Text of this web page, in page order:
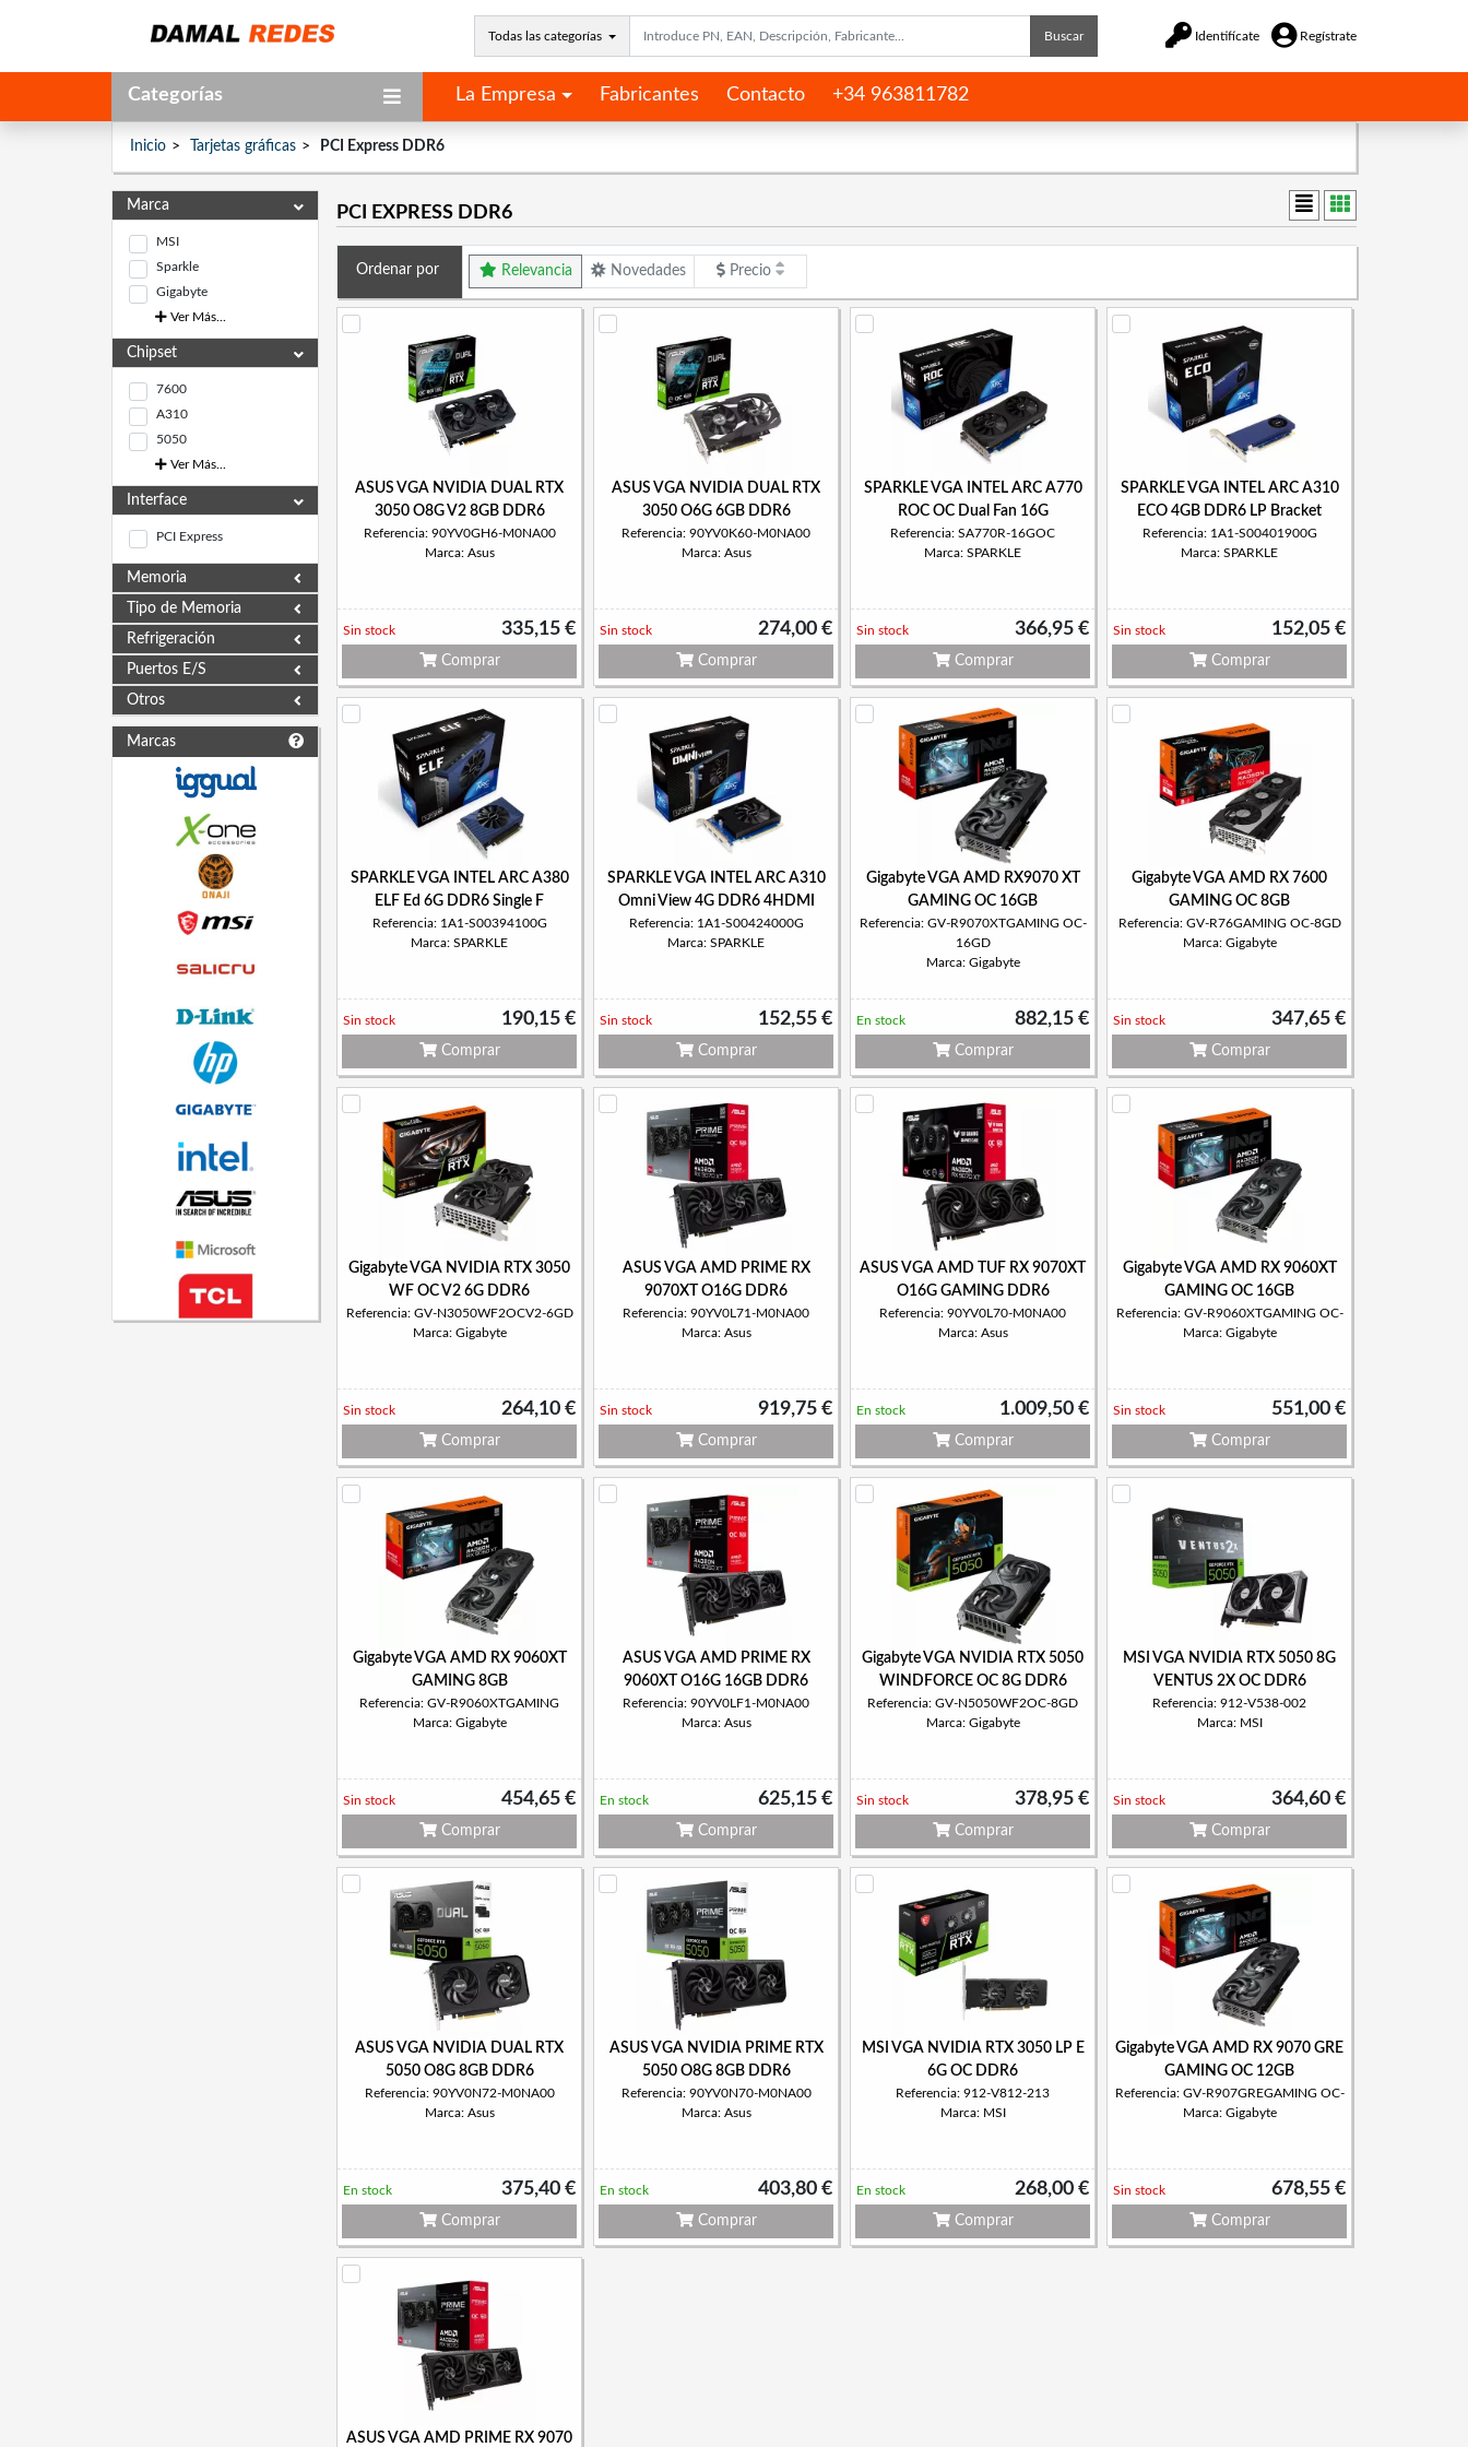
Todas las categorías Buscar Identifícate Regístrate
Categorías La Empresa Fabricantes Contacto +34 963811782
Inicio Tarjetas gráficas PCI Express DDR6
Marca
MSI
Sparkle
Gigabyte
Ver Más...
Chipset
7600
A310
5050
Ver Más...
Interface
PCI Express
Memoria
Tipo de Memoria
Refrigeración
Puertos E/S
Otros
Marcas
PCI EXPRESS DDR6
Ordenar por Relevancia Novedades Precio
ASUS VGA NVIDIA DUAL RTX
3050 O8G V2 8GB DDR6
Referencia: 90YV0GH6-M0NA00
Marca: Asus
335,15 €
Sin stock
Comprar
ASUS VGA NVIDIA DUAL RTX
3050 O6G 6GB DDR6
Referencia: 90YV0K60-M0NA00
Marca: Asus
274,00 €
Sin stock
Comprar
SPARKLE VGA INTEL ARC A770
ROC OC Dual Fan 16G
Referencia: SA770R-16GOC
Marca: SPARKLE
366,95 €
Sin stock
Comprar
SPARKLE VGA INTEL ARC A310
ECO 4GB DDR6 LP Bracket
Referencia: 1A1-S00401900G
Marca: SPARKLE
152,05 €
Sin stock
Comprar
SPARKLE VGA INTEL ARC A380
ELF Ed 6G DDR6 Single F
Referencia: 1A1-S00394100G
Marca: SPARKLE
190,15 €
Sin stock
Comprar
SPARKLE VGA INTEL ARC A310
Omni View 4G DDR6 4HDMI
Referencia: 1A1-S00424000G
Marca: SPARKLE
152,55 €
Sin stock
Comprar
Gigabyte VGA AMD RX9070 XT
GAMING OC 16GB
Referencia: GV-R9070XTGAMING OC-
16GD
Marca: Gigabyte
882,15 €
En stock
Comprar
Gigabyte VGA AMD RX 7600
GAMING OC 8GB
Referencia: GV-R76GAMING OC-8GD
Marca: Gigabyte
347,65 €
Sin stock
Comprar
Gigabyte VGA NVIDIA RTX 3050
WF OC V2 6G DDR6
Referencia: GV-N3050WF2OCV2-6GD
Marca: Gigabyte
264,10 €
Sin stock
Comprar
ASUS VGA AMD PRIME RX
9070XT O16G DDR6
Referencia: 90YV0L71-M0NA00
Marca: Asus
919,75 €
Sin stock
Comprar
ASUS VGA AMD TUF RX 9070XT
O16G GAMING DDR6
Referencia: 90YV0L70-M0NA00
Marca: Asus
1.009,50 €
En stock
Comprar
Gigabyte VGA AMD RX 9060XT
GAMING OC 16GB
Referencia: GV-R9060XTGAMING OC-
Marca: Gigabyte
551,00 €
Sin stock
Comprar
Gigabyte VGA AMD RX 9060XT
GAMING 8GB
Referencia: GV-R9060XTGAMING
Marca: Gigabyte
454,65 €
Sin stock
Comprar
ASUS VGA AMD PRIME RX
9060XT O16G 16GB DDR6
Referencia: 90YV0LF1-M0NA00
Marca: Asus
625,15 €
En stock
Comprar
Gigabyte VGA NVIDIA RTX 5050
WINDFORCE OC 8G DDR6
Referencia: GV-N5050WF2OC-8GD
Marca: Gigabyte
378,95 €
Sin stock
Comprar
MSI VGA NVIDIA RTX 5050 8G
VENTUS 2X OC DDR6
Referencia: 912-V538-002
Marca: MSI
364,60 €
Sin stock
Comprar
ASUS VGA NVIDIA DUAL RTX
5050 O8G 8GB DDR6
Referencia: 90YV0N72-M0NA00
Marca: Asus
375,40 €
En stock
Comprar
ASUS VGA NVIDIA PRIME RTX
5050 O8G 8GB DDR6
Referencia: 90YV0N70-M0NA00
Marca: Asus
403,80 €
En stock
Comprar
MSI VGA NVIDIA RTX 3050 LP E
6G OC DDR6
Referencia: 912-V812-213
Marca: MSI
268,00 €
En stock
Comprar
Gigabyte VGA AMD RX 9070 GRE
GAMING OC 12GB
Referencia: GV-R907GREGAMING OC-
Marca: Gigabyte
678,55 €
Sin stock
Comprar
ASUS VGA AMD PRIME RX 9070